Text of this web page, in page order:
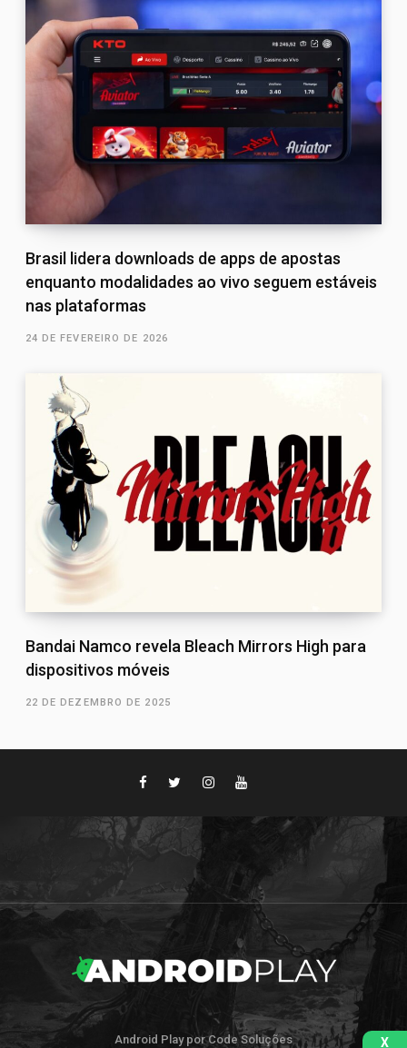
Brasil lidera downloads de apps de apostas
enquanto modalidades ao vivo seguem estáveis
nas plataformas
24 DE FEVEREIRO DE 2026
Bandai Namco revela Bleach Mirrors High para
dispositivos móveis
22 DE DEZEMBRO DE 2025
Android Play por Code Soluções X